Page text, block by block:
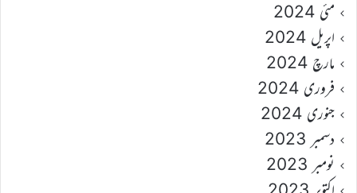
مئی 2024
اپریل 2024
مارچ 2024
فروری 2024
جنوری 2024
دسمبر 2023
نومبر 2023